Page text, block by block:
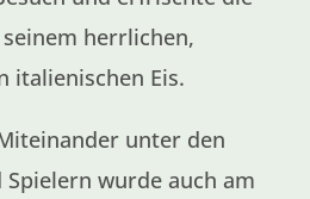
herrlichen,
italienischen Eis.
unter den
wurde auch am